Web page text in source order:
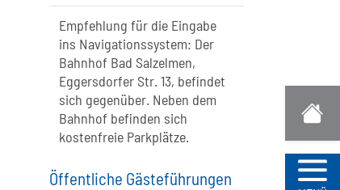
Empfehlung für die Eingabe
ins Navigationssystem: Der
Bahnhof Bad Salzelmen,
Eggersdorfer Str. 13, befindet
sich gegenüber. Neben dem
Bahnhof befinden sich
kostenfreie Parkplätze.
Öffentliche Gästeführungen